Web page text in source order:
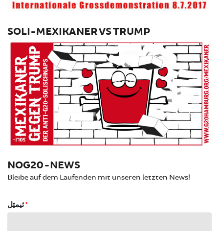
SOLI-MEXIKANER VS TRUMP
NOG20-NEWS
Bleibe auf dem Laufenden mit unseren letzten News!
*